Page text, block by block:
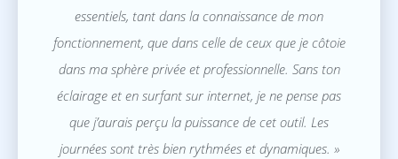
essentiels, tant dans la connaissance de mon
fonctionnement, que dans celle de ceux que je côtoie
dans ma sphère privée et professionnelle. Sans ton
éclairage et en surfant sur internet, je ne pense pas
que j’aurais perçu la puissance de cet outil. Les
journées sont très bien rythmées et dynamiques. »